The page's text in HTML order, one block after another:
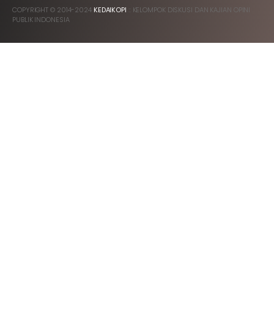
COPYRIGHT © 2014-2024 KEDAIKOPI :: KELOMPOK DISKUSI DAN KAJIAN OPINI
PUBLIK INDONESIA